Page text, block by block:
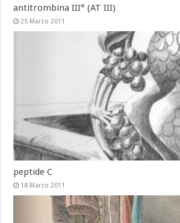
antitrombina III° (AT III)
25 Marzo 2011
peptide C
18 Marzo 2011